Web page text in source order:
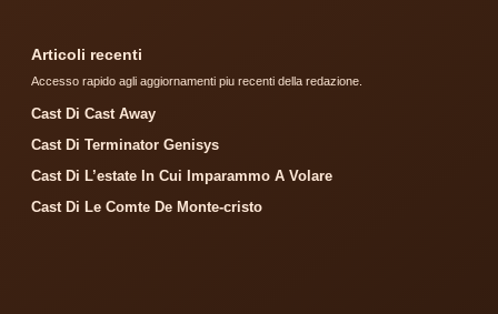
Articoli recenti
Accesso rapido agli aggiornamenti piu recenti della redazione.
Cast Di Cast Away
Cast Di Terminator Genisys
Cast Di L’estate In Cui Imparammo A Volare
Cast Di Le Comte De Monte-cristo